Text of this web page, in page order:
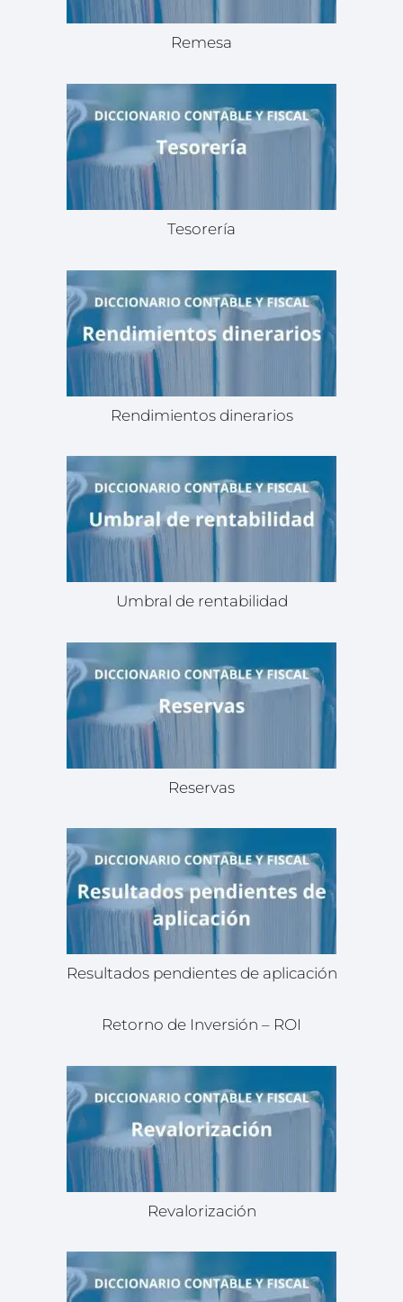
Remesa
Tesorería
Rendimientos dinerarios
Umbral de rentabilidad
Reservas
Resultados pendientes de aplicación
Retorno de Inversión – ROI
Revalorización